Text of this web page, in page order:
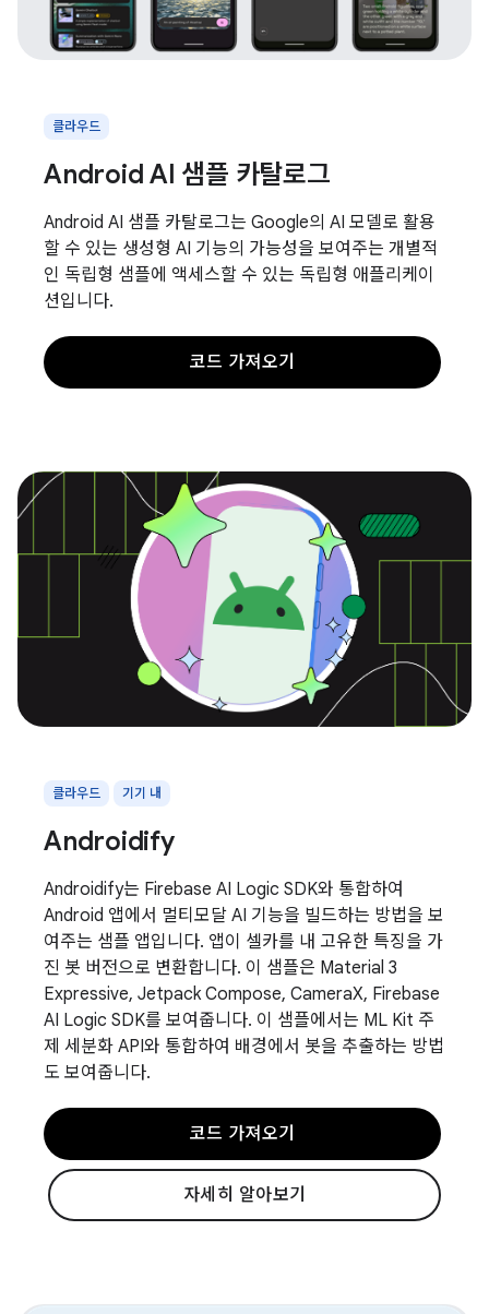
클라우드
Android AI 샘플 카탈로그
Android AI 샘플 카탈로그는 Google의 AI 모델로 활용
할 수 있는 생성형 AI 기능의 가능성을 보여주는 개별적
인 독립형 샘플에 액세스할 수 있는 독립형 애플리케이
션입니다.
코드 가져오기
클라우드 기기 내
Androidify
Androidify는 Firebase AI Logic SDK와 통합하여
Android 앱에서 멀티모달 AI 기능을 빌드하는 방법을 보
여주는 샘플 앱입니다. 앱이 셀카를 내 고유한 특징을 가
진 봇 버전으로 변환합니다. 이 샘플은 Material 3
Expressive, Jetpack Compose, CameraX, Firebase
AI Logic SDK를 보여줍니다. 이 샘플에서는 ML Kit 주
제 세분화 API와 통합하여 배경에서 봇을 추출하는 방법
도 보여줍니다.
코드 가져오기
자세히 알아보기